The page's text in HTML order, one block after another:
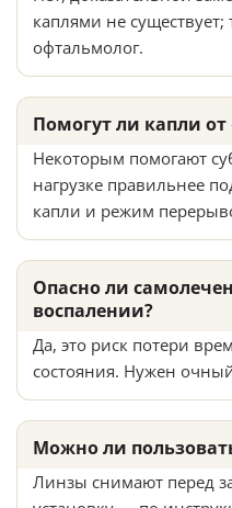
каплями не существует;
офтальмолог.
Помогут ли капли от
Некоторым помогают
нагрузке правильнее
капли и режим
Опасно ли
воспалении?
Да, это риск потери
состояния. Нужен
Можно ли
Линзы снимают перед